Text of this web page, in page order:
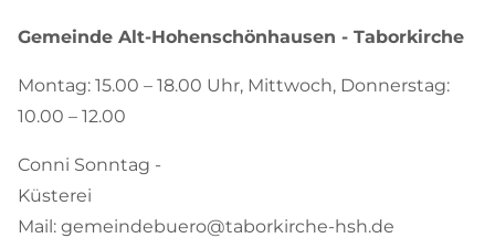
Gemeinde Alt-Hohenschönhausen - Taborkirche
Montag: 15.00 – 18.00 Uhr, Mittwoch, Donnerstag:
10.00 – 12.00
Conni Sonntag -
Küsterei
Mail: gemeindebuero@taborkirche-hsh.de